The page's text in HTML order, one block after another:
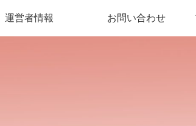
運営者情報 お問い合わせ